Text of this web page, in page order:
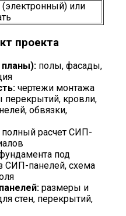
(электронный) или
проекта
планы): полы, фасады,
чертежи монтажа
кровли,
обвязки,
полный расчет СИП-
под
СИП-панелей, схема
размеры и
стен, перекрытий,